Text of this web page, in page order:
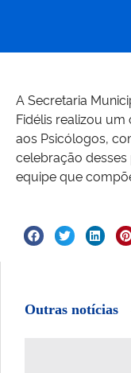
A Secretaria
Fidélis realizou
aos Psicólogos,
celebração desses
equipe que
Outras notícias